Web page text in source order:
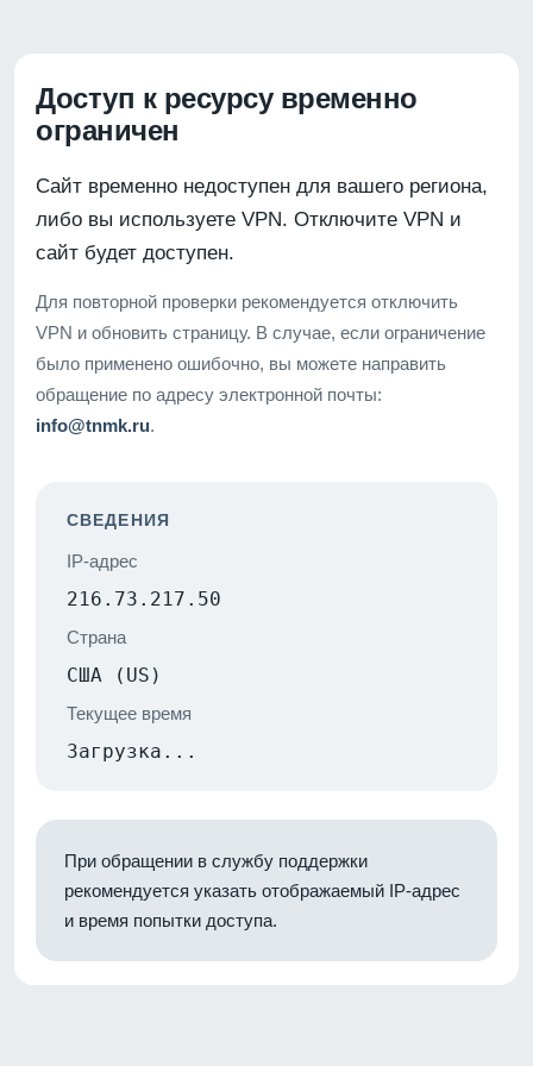
Доступ к ресурсу временно
ограничен
Сайт временно недоступен для вашего региона,
либо вы используете VPN. Отключите VPN и
сайт будет доступен.
Для повторной проверки рекомендуется отключить
VPN и обновить страницу. В случае, если ограничение
было применено ошибочно, вы можете направить
обращение по адресу электронной почты:
info@tnmk.ru.
СВЕДЕНИЯ
IP-адрес
216.73.217.50
Страна
США (US)
Текущее время
Загрузка...
При обращении в службу поддержки
рекомендуется указать отображаемый IP-адрес
и время попытки доступа.